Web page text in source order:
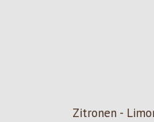
Zitronen -